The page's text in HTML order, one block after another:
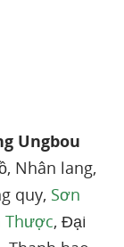
Ungbou
Nhân lang,
quy, Sơn
Thược, Đại